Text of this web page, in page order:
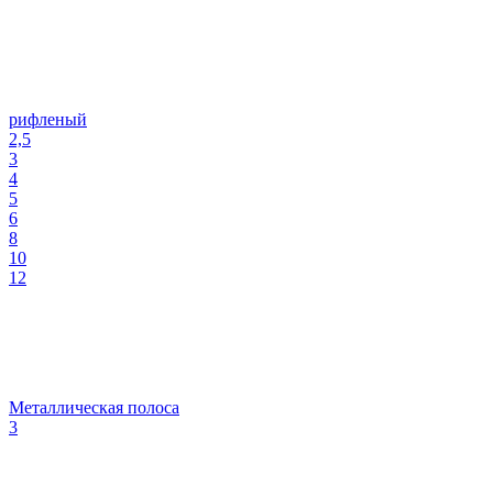
рифленый
2,5
3
4
5
6
8
10
12
Металлическая полоса
3